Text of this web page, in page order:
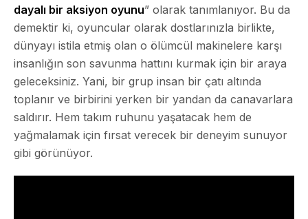
dayalı bir aksiyon oyunu” olarak tanımlanıyor. Bu da
demektir ki, oyuncular olarak dostlarınızla birlikte,
dünyayı istila etmiş olan o ölümcül makinelere karşı
insanlığın son savunma hattını kurmak için bir araya
geleceksiniz. Yani, bir grup insan bir çatı altında
toplanır ve birbirini yerken bir yandan da canavarlara
saldırır. Hem takım ruhunu yaşatacak hem de
yağmalamak için fırsat verecek bir deneyim sunuyor
gibi görünüyor.